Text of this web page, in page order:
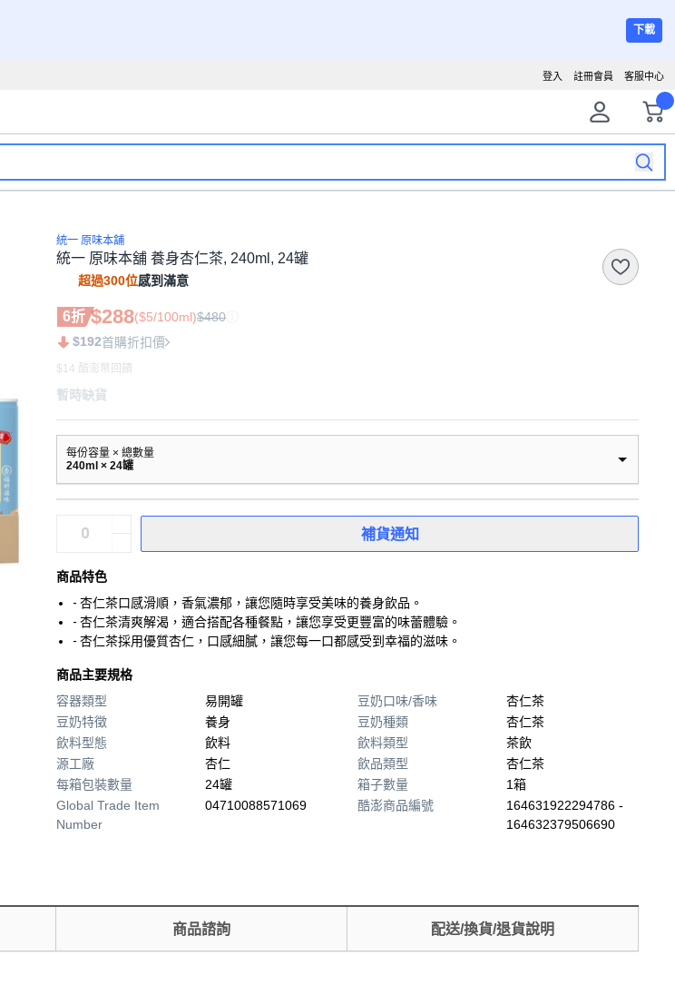
下載
客服中心
註冊會員
登入
統一 原味本舖
統一 原味本舖 養身杏仁茶, 240ml, 24罐
超過300位感到滿意
6折 $288($5/100ml)$480
$192首購折扣價
$14 酷澎幣回饋
暫時缺貨
每份容量 × 總數量
240ml × 24罐
補貨通知
商品特色
- 杏仁茶口感滑順，香氣濃郁，讓您隨時享受美味的養身飲品。
- 杏仁茶清爽解渴，適合搭配各種餐點，讓您享受更豐富的味蕾體驗。
- 杏仁茶採用優質杏仁，口感細膩，讓您每一口都感受到幸福的滋味。
商品主要規格
容器類型
易開罐
豆奶特徵
養身
飲料型態
飲料
源工廠
杏仁
每箱包裝數量
24罐
Global Trade Item
Number
04710088571069
豆奶口味/香味
杏仁茶
豆奶種類
杏仁茶
飲料類型
茶飲
飲品類型
杏仁茶
箱子數量
1箱
酷澎商品編號
164631922294786 -
164632379506690
商品諮詢 配送/換貨/退貨說明